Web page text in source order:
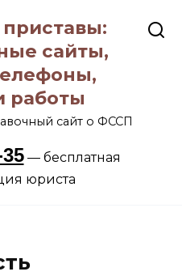
сайты,
работы
сайт о ФССП
— бесплатная
юриста